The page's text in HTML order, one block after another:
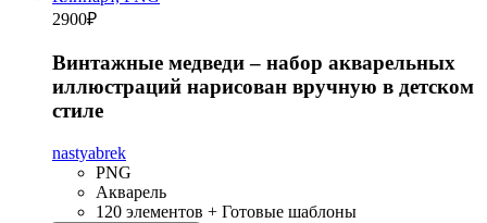
2900₽
Винтажные медведи – набор акварельных
иллюстраций нарисован вручную в детском
стиле
nastyabrek
PNG
Акварель
120 элементов + Готовые шаблоны